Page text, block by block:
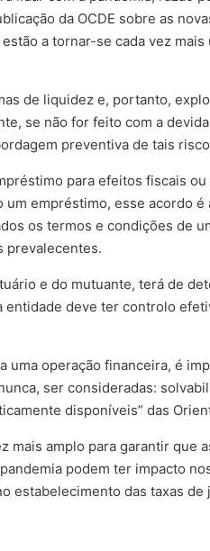
da OCDE sobre as
a tornar-se cada vez
de liquidez e, portanto,
se não for feito com a
preventiva de tais
para efeitos fiscais
empréstimo, esse acordo
os termos e condições de
prevalecentes.
e do mutuante, terá de
deve ter controlo
operação financeira, é
ser consideradas:
disponíveis” das
amplo para garantir que
podem ter impacto
estabelecimento das taxas